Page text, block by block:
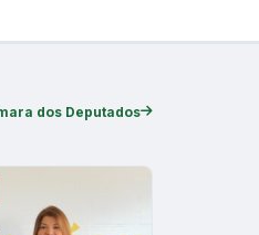
dos Deputados